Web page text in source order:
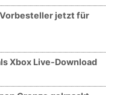
Vorbesteller jetzt für
Xbox Live-Download